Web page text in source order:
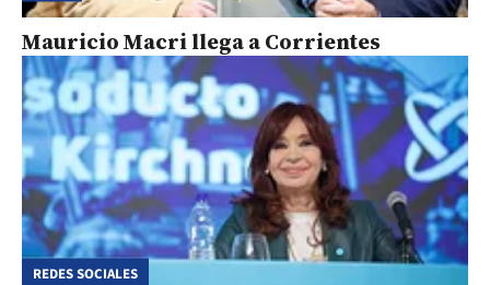
Mauricio Macri llega a Corrientes
REDES SOCIALES